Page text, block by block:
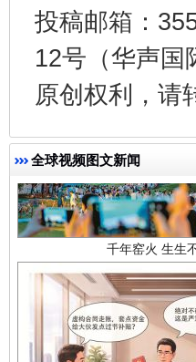
投稿邮箱：
12号（华声国
原创权利，请
全球视频图文新闻
千年窑火 生生